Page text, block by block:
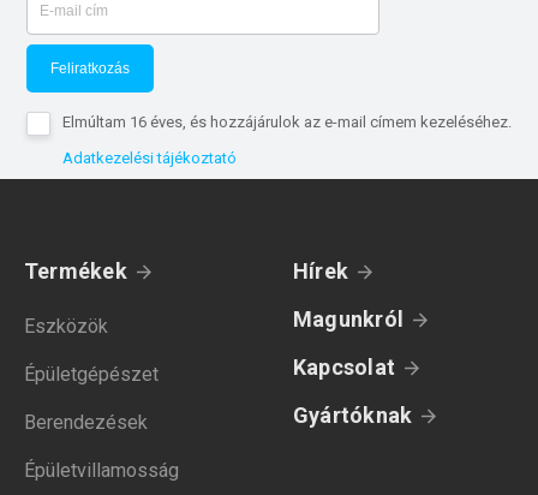
Feliratkozás
Elmúltam 16 éves, és hozzájárulok az e-mail címem kezeléséhez.
Adatkezelési tájékoztató
Termékek
Eszközök
Épületgépészet
Berendezések
Épületvillamosság
Hírek
Magunkról
Kapcsolat
Gyártóknak